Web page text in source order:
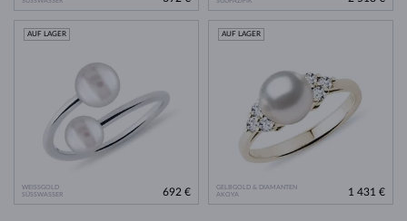
WEISSGOLD
SÜSSWASSER
AUF LAGER
692 €
GELBGOLD & DIAMANTEN
AKOYA
AUF LAGER
1 431 €